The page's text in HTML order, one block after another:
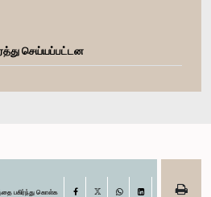
செய்யப்பட்டன
பகிர்ந்து கொள்க Facebook